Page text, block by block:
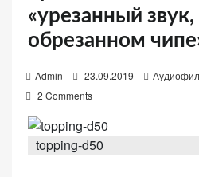
«урезанный звук,
обрезанном
Admin
o
t
e
23.09.2019
2 Comments
topping-d50
Звукомания.